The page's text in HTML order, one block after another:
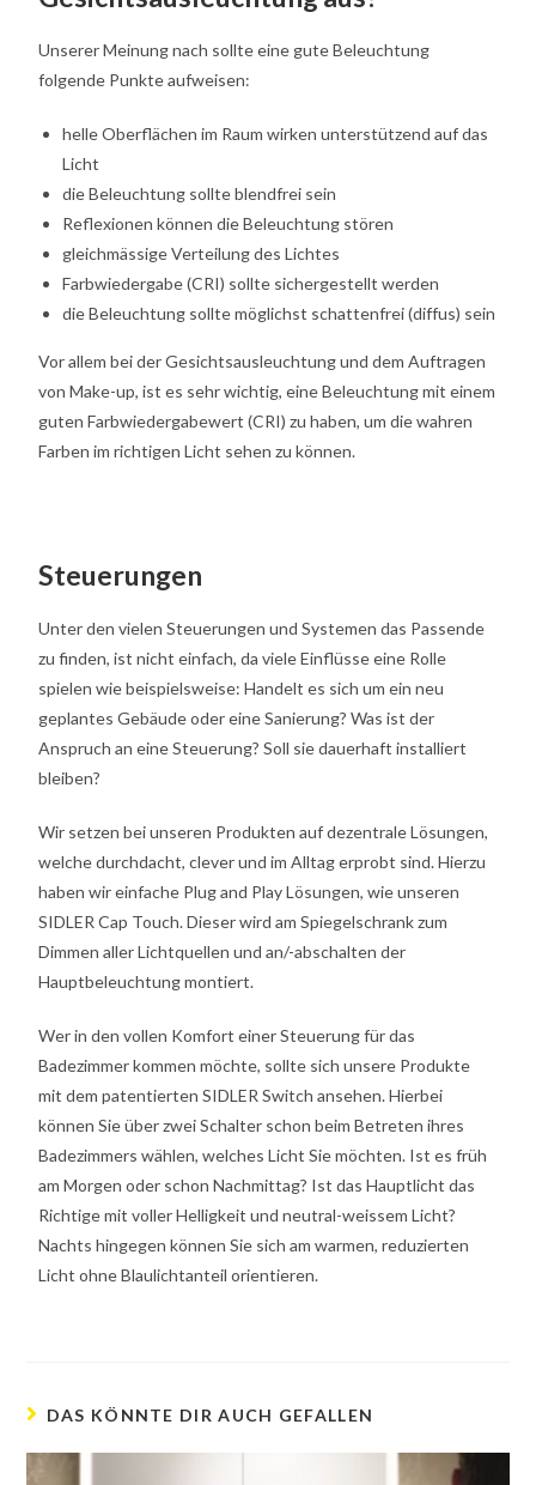
Unserer Meinung nach sollte eine gute Beleuchtung
folgende Punkte aufweisen:
helle Oberflächen im Raum wirken unterstützend auf das
Licht
die Beleuchtung sollte blendfrei sein
Reflexionen können die Beleuchtung stören
gleichmässige Verteilung des Lichtes
Farbwiedergabe (CRI) sollte sichergestellt werden
die Beleuchtung sollte möglichst schattenfrei (diffus) sein
Vor allem bei der Gesichtsausleuchtung und dem Auftragen
von Make-up, ist es sehr wichtig, eine Beleuchtung mit einem
guten Farbwiedergabewert (CRI) zu haben, um die wahren
Farben im richtigen Licht sehen zu können.
Steuerungen
Unter den vielen Steuerungen und Systemen das Passende
zu finden, ist nicht einfach, da viele Einflüsse eine Rolle
spielen wie beispielsweise: Handelt es sich um ein neu
geplantes Gebäude oder eine Sanierung? Was ist der
Anspruch an eine Steuerung? Soll sie dauerhaft installiert
bleiben?
Wir setzen bei unseren Produkten auf dezentrale Lösungen,
welche durchdacht, clever und im Alltag erprobt sind. Hierzu
haben wir einfache Plug and Play Lösungen, wie unseren
SIDLER Cap Touch. Dieser wird am Spiegelschrank zum
Dimmen aller Lichtquellen und an/-abschalten der
Hauptbeleuchtung montiert.
Wer in den vollen Komfort einer Steuerung für das
Badezimmer kommen möchte, sollte sich unsere Produkte
mit dem patentierten SIDLER Switch ansehen. Hierbei
können Sie über zwei Schalter schon beim Betreten ihres
Badezimmers wählen, welches Licht Sie möchten. Ist es früh
am Morgen oder schon Nachmittag? Ist das Hauptlicht das
Richtige mit voller Helligkeit und neutral-weissem Licht?
Nachts hingegen können Sie sich am warmen, reduzierten
Licht ohne Blaulichtanteil orientieren.
DAS KÖNNTE DIR AUCH GEFALLEN